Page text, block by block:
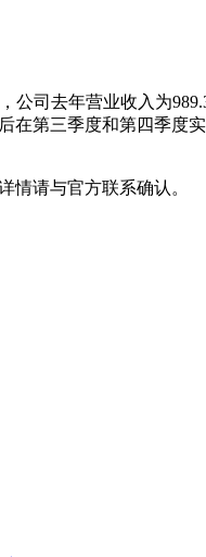
公司去年营业收入为
在第三季度和第四季度
情请与官方联系确认。